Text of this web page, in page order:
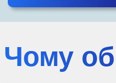
Чому